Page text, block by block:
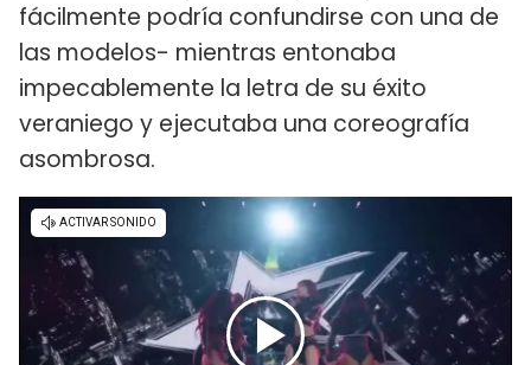
fácilmente podría confundirse con una de
las modelos- mientras entonaba
impecablemente la letra de su éxito
veraniego y ejecutaba una coreografía
asombrosa.